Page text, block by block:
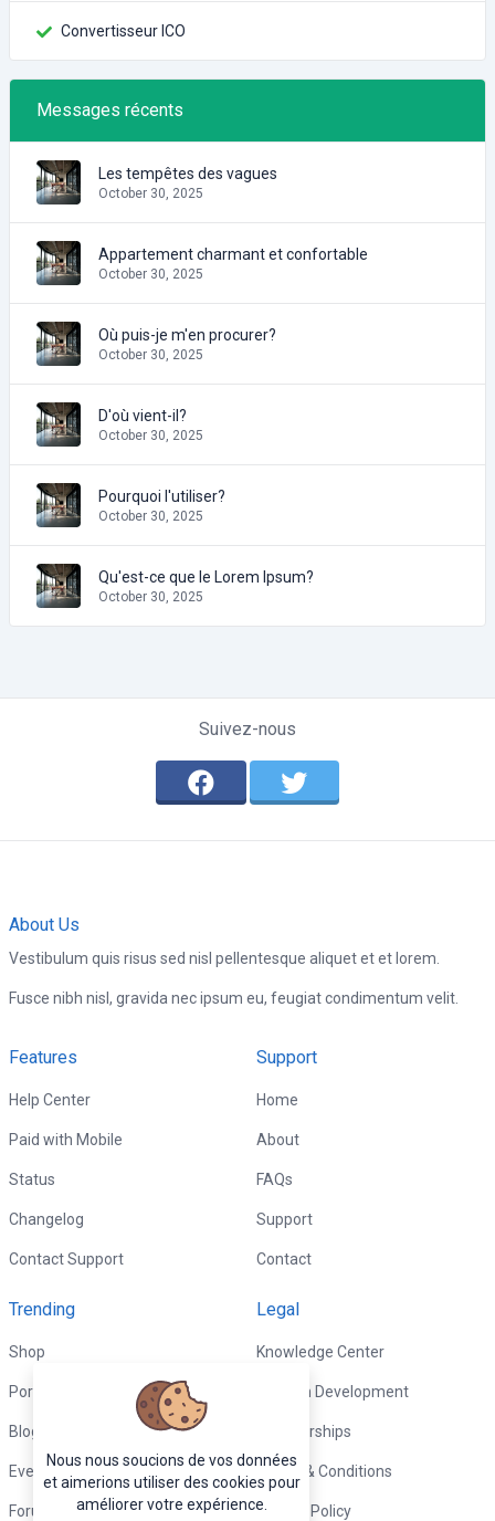
Convertisseur ICO
Messages récents
Les tempêtes des vagues
October 30, 2025
Appartement charmant et confortable
October 30, 2025
Où puis-je m'en procurer?
October 30, 2025
D'où vient-il?
October 30, 2025
Pourquoi l'utiliser?
October 30, 2025
Qu'est-ce que le Lorem Ipsum?
October 30, 2025
Suivez-nous
About Us
Vestibulum quis risus sed nisl pellentesque aliquet et et lorem.
Fusce nibh nisl, gravida nec ipsum eu, feugiat condimentum velit.
Features
Help Center
Paid with Mobile
Status
Changelog
Contact Support
Support
Home
About
FAQs
Support
Contact
Trending
Shop
Portfolio
Blog
Events
Forums
Legal
Knowledge Center
Custom Development
Sponsorships
Terms & Conditions
Privacy Policy
Nous nous soucions de vos données
et aimerions utiliser des cookies pour
améliorer votre expérience.